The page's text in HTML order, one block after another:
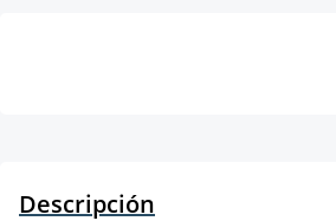
Descripción